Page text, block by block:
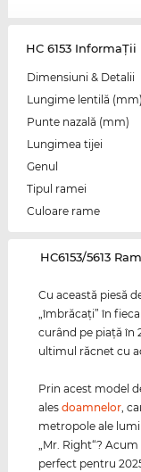
HC 6153
Dimensiuni & Detalii
Lungime lentilă (mm)
Punte nazală (mm)
Lungimea tijei
Genul
Tipul ramei
Culoare rame
‌HC6153/5613
Cu această piesă
„îmbrăcaţi” în
curând pe piaţă în
ultimul răcnet cu
Prin acest model
alesdoamnelor,
metropole ale
„Mr. Right“?
perfect pentru